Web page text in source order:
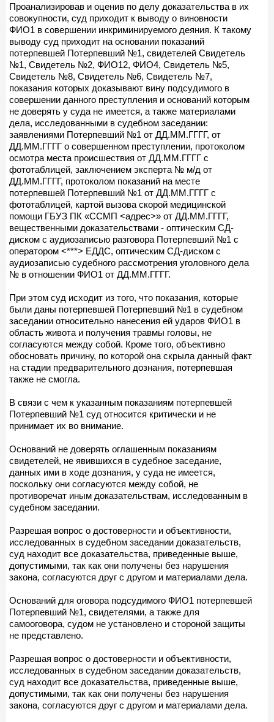
Проанализировав и оценив по делу доказательства в их
совокупности, суд приходит к выводу о виновности
ФИО1 в совершении инкриминируемого деяния. К такому
выводу суд приходит на основании показаний
потерпевшей Потерпевший №1, свидетелей Свидетель
№1, Свидетель №2, ФИО12, ФИО4, Свидетель №5,
Свидетель №8, Свидетель №6, Свидетель №7,
показания которых доказывают вину подсудимого в
совершении данного преступления и оснований которым
не доверять у суда не имеется, а также материалами
дела, исследованными в судебном заседании:
заявлениями Потерпевший №1 от ДД.ММ.ГГГГ, от
ДД.ММ.ГГГГ о совершенном преступлении, протоколом
осмотра места происшествия от ДД.ММ.ГГГГ с
фототаблицей, заключением эксперта № м/д от
ДД.ММ.ГГГГ, протоколом показаний на месте
потерпевшей Потерпевший №1 от ДД.ММ.ГГГГ с
фототаблицей, картой вызова скорой медицинской
помощи ГБУЗ ПК «ССМП <адрес>» от ДД.ММ.ГГГГ,
вещественными доказательствами - оптическим СД-
диском с аудиозаписью разговора Потерпевший №1 с
оператором <***> ЕДДС, оптическим СД-диском с
аудиозаписью судебного рассмотрения уголовного дела
№ в отношении ФИО1 от ДД.ММ.ГГГГ.
При этом суд исходит из того, что показания, которые
были даны потерпевшей Потерпевший №1 в судебном
заседании относительно нанесения ей ударов ФИО1 в
область живота и получения травмы головы, не
согласуются между собой. Кроме того, объективно
обосновать причину, по которой она скрыла данный факт
на стадии предварительного дознания, потерпевшая
также не смогла.
В связи с чем к указанным показаниям потерпевшей
Потерпевший №1 суд относится критически и не
принимает их во внимание.
Оснований не доверять оглашенным показаниям
свидетелей, не явившихся в судебное заседание,
данных ими в ходе дознания, у суда не имеется,
поскольку они согласуются между собой, не
противоречат иным доказательствам, исследованным в
судебном заседании.
Разрешая вопрос о достоверности и объективности,
исследованных в судебном заседании доказательств,
суд находит все доказательства, приведенные выше,
допустимыми, так как они получены без нарушения
закона, согласуются друг с другом и материалами дела.
Оснований для оговора подсудимого ФИО1 потерпевшей
Потерпевший №1, свидетелями, а также для
самооговора, судом не установлено и стороной защиты
не представлено.
Разрешая вопрос о достоверности и объективности,
исследованных в судебном заседании доказательств,
суд находит все доказательства, приведенные выше,
допустимыми, так как они получены без нарушения
закона, согласуются друг с другом и материалами дела.